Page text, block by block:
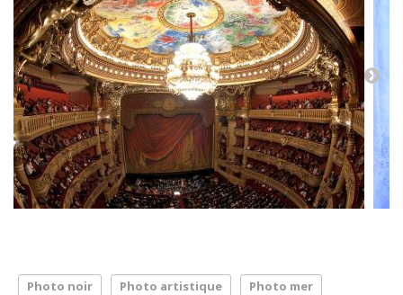
Photo noir Photo artistique Photo mer